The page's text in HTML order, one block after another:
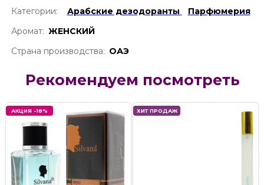
Категории:
Арабские дезодоранты
Парфюмерия
Аромат: ЖЕНСКИЙ
Страна производства: ОАЭ
Рекомендуем посмотреть
АКЦИЯ -18% ХИТ ПРОДАЖ